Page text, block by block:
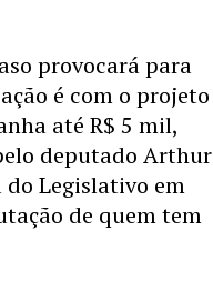
provocará para
é com o projeto
até R$ 5 mil,
deputado Arthur
do Legislativo em
de quem tem